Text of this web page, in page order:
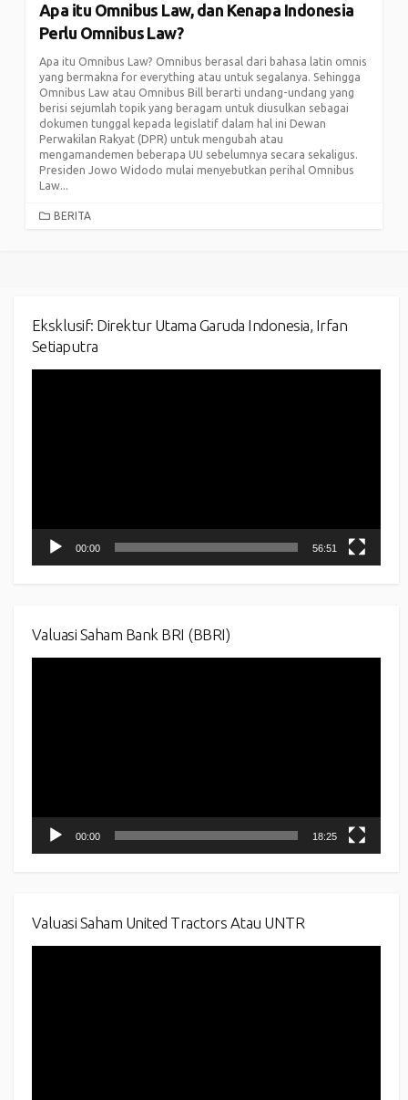
Apa itu Omnibus Law, dan Kenapa Indonesia
Perlu Omnibus Law?
Apa itu Omnibus Law? Omnibus berasal dari bahasa latin omnis
yang bermakna for everything atau untuk segalanya. Sehingga
Omnibus Law atau Omnibus Bill berarti undang-undang yang
berisi sejumlah topik yang beragam untuk diusulkan sebagai
dokumen tunggal kepada legislatif dalam hal ini Dewan
Perwakilan Rakyat (DPR) untuk mengubah atau
mengamandemen beberapa UU sebelumnya secara sekaligus.
Presiden Jowo Widodo mulai menyebutkan perihal Omnibus
Law...
CATEGORIES
BERITA
Eksklusif: Direktur Utama Garuda Indonesia, Irfan
Setiaputra
00:00 56:51
Valuasi Saham Bank BRI (BBRI)
00:00 18:25
Valuasi Saham United Tractors Atau UNTR